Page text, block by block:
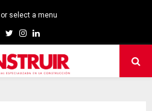
select a menu
TwitterInstagram
Linkedin